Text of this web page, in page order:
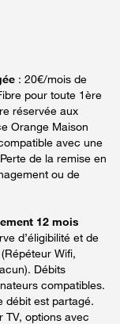
: 20€/mois de
pour toute 1ère
réservée aux
Orange Maison
avec une
de la remise en
ou de
12 mois
d’éligibilité et de
Wifi,
Débits
compatibles.
débit est partagé.
TV, options avec